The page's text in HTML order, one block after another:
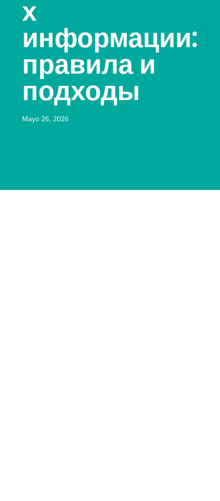
х
информации:
правила и
подходы
Mayo 26, 2026